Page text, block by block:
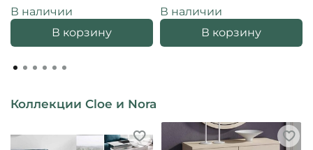
В наличии
В корзину
В наличии
В корзину
Коллекции Cloe и Nora